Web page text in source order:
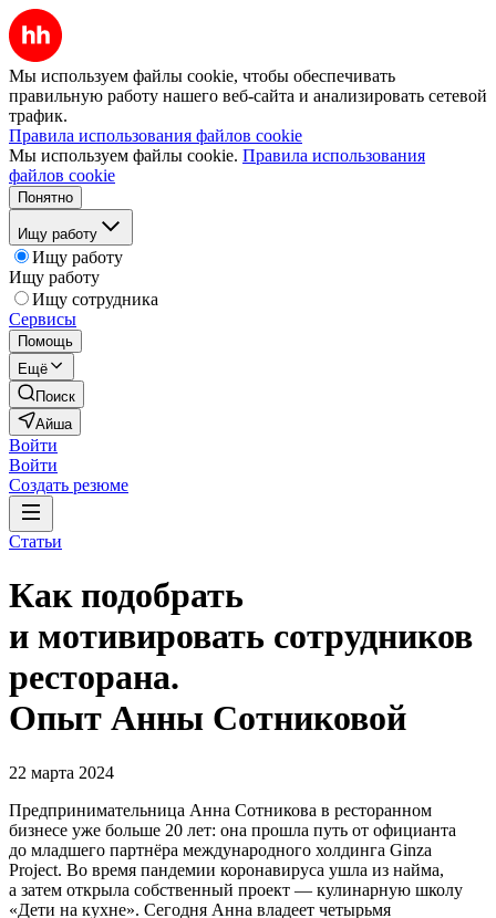
Мы используем файлы cookie, чтобы обеспечивать
правильную работу нашего веб-сайта и анализировать сетевой
трафик.
Правила использования файлов cookie
Мы используем файлы cookie. Правила использования
файлов cookie
Понятно
Ищу работу
Ищу работу
Ищу работу
Ищу сотрудника
Сервисы
Помощь
Ещё
Поиск
Айша
Войти
Войти
Создать резюме
Статьи
Как подобрать
и мотивировать сотрудников
ресторана.
Опыт Анны Сотниковой
22 марта 2024
Предпринимательница Анна Сотникова в ресторанном
бизнесе уже больше 20 лет: она прошла путь от официанта
до младшего партнёра международного холдинга Ginza
Project. Во время пандемии коронавируса ушла из найма,
а затем открыла собственный проект — кулинарную школу
«Дети на кухне». Сегодня Анна владеет четырьмя